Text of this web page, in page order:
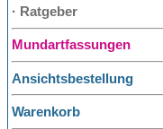
· Ratgeber
Mundartfassungen
Ansichtsbestellung
Warenkorb